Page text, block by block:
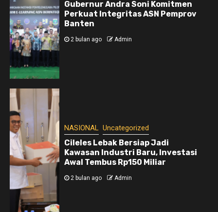
Gubernur Andra Soni Komitmen
Perkuat Integritas ASN Pemprov
Banten
2 bulan ago Admin
NASIONAL Uncategorized
Cileles Lebak Bersiap Jadi
Kawasan Industri Baru, Investasi
Awal Tembus Rp150 Miliar
2 bulan ago Admin